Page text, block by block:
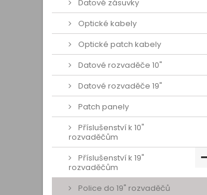
Datové zásuvky
Optické kabely
Optické patch kabely
Datové rozvaděče 10"
Datové rozvaděče 19"
Patch panely
Příslušenství k 10"
rozvaděčům
Příslušenství k 19"
rozvaděčům
Police do 19" rozvaděčů